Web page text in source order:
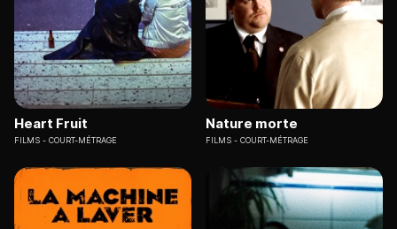
Heart Fruit
FILMS COURT-MÉTRAGE
Nature morte
FILMS COURT-MÉTRAGE